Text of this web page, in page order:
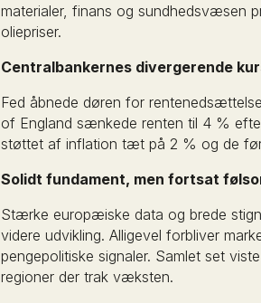
materialer, finans og sundhedsvæsen
oliepriser.
Centralbankernes divergerende
Fed åbnede døren for
of England sænkede renten til 4 %
støttet af inflation tæt på 2 % og de
Solidt fundament, men fortsat
Stærke europæiske data og brede
videre udvikling. Alligevel forbliver
pengepolitiske signaler. Samlet set
regioner der trak væksten.